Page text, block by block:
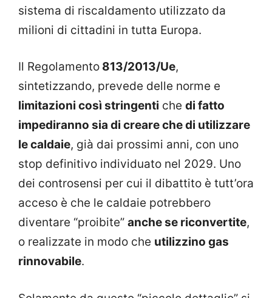
sistema di riscaldamento utilizzato da
milioni di cittadini in tutta Europa.
Il Regolamento 813/2013/Ue,
sintetizzando, prevede delle norme e
limitazioni così stringenti che di fatto
impediranno sia di creare che di utilizzare
le caldaie, già dai prossimi anni, con uno
stop definitivo individuato nel 2029. Uno
dei controsensi per cui il dibattito è tutt’ora
acceso è che le caldaie potrebbero
diventare “proibite” anche se riconvertite,
o realizzate in modo che utilizzino gas
rinnovabile.